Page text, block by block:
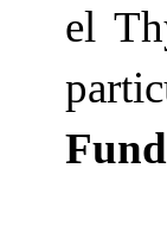
el